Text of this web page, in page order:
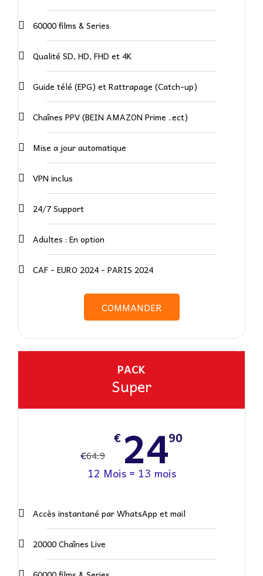
60000 films & Series
Qualité SD, HD, FHD et 4K
Guide télé (EPG) et Rattrapage (Catch-up)
Chaînes PPV (BEIN AMAZON Prime ..ect)
Mise a jour automatique
VPN inclus
24/7 Support
Adultes : En option
CAF - EURO 2024 - PARIS 2024
COMMANDER
PACK
Super
€64.9
€ 2490
12 Mois = 13 mois
Accès instantané par WhatsApp et mail
20000 Chaînes Live